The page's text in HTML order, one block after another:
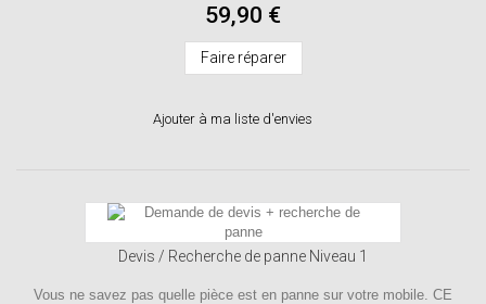
59,90 €
Faire réparer
Ajouter à ma liste d'envies
Devis / Recherche de panne Niveau 1
Vous ne savez pas quelle pièce est en panne sur votre mobile. CE